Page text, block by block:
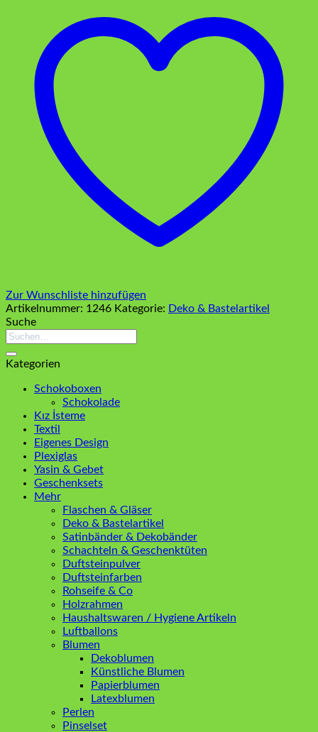
Zur Wunschliste hinzufügen
Artikelnummer: 1246 Kategorie: Deko & Bastelartikel
Suche
Suchen
Kategorien
Schokoboxen
Schokolade
Kız İsteme
Textil
Eigenes Design
Plexiglas
Yasin & Gebet
Geschenksets
Mehr
Flaschen & Gläser
Deko & Bastelartikel
Satinbänder & Dekobänder
Schachteln & Geschenktüten
Duftsteinpulver
Duftsteinfarben
Rohseife & Co
Holzrahmen
Haushaltswaren / Hygiene Artikeln
Luftballons
Blumen
Dekoblumen
Künstliche Blumen
Papierblumen
Latexblumen
Perlen
Pinselset